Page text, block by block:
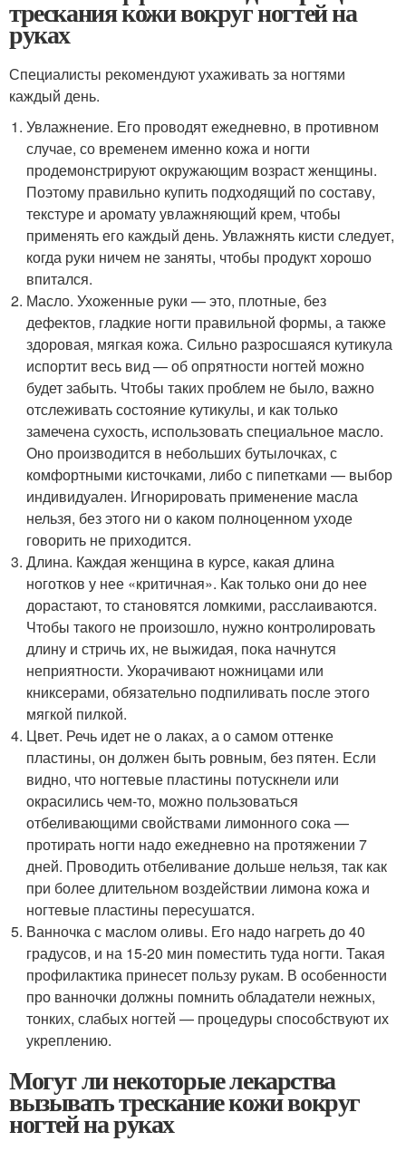
трескания кожи вокруг ногтей на
руках
Специалисты рекомендуют ухаживать за ногтями
каждый день.
Увлажнение. Его проводят ежедневно, в противном
случае, со временем именно кожа и ногти
продемонстрируют окружающим возраст женщины.
Поэтому правильно купить подходящий по составу,
текстуре и аромату увлажняющий крем, чтобы
применять его каждый день. Увлажнять кисти следует,
когда руки ничем не заняты, чтобы продукт хорошо
впитался.
Масло. Ухоженные руки — это, плотные, без
дефектов, гладкие ногти правильной формы, а также
здоровая, мягкая кожа. Сильно разросшаяся кутикула
испортит весь вид — об опрятности ногтей можно
будет забыть. Чтобы таких проблем не было, важно
отслеживать состояние кутикулы, и как только
замечена сухость, использовать специальное масло.
Оно производится в небольших бутылочках, с
комфортными кисточками, либо с пипетками — выбор
индивидуален. Игнорировать применение масла
нельзя, без этого ни о каком полноценном уходе
говорить не приходится.
Длина. Каждая женщина в курсе, какая длина
ноготков у нее «критичная». Как только они до нее
дорастают, то становятся ломкими, расслаиваются.
Чтобы такого не произошло, нужно контролировать
длину и стричь их, не выжидая, пока начнутся
неприятности. Укорачивают ножницами или
книксерами, обязательно подпиливать после этого
мягкой пилкой.
Цвет. Речь идет не о лаках, а о самом оттенке
пластины, он должен быть ровным, без пятен. Если
видно, что ногтевые пластины потускнели или
окрасились чем-то, можно пользоваться
отбеливающими свойствами лимонного сока —
протирать ногти надо ежедневно на протяжении 7
дней. Проводить отбеливание дольше нельзя, так как
при более длительном воздействии лимона кожа и
ногтевые пластины пересушатся.
Ванночка с маслом оливы. Его надо нагреть до 40
градусов, и на 15-20 мин поместить туда ногти. Такая
профилактика принесет пользу рукам. В особенности
про ванночки должны помнить обладатели нежных,
тонких, слабых ногтей — процедуры способствуют их
укреплению.
Могут ли некоторые лекарства
вызывать трескание кожи вокруг
ногтей на руках